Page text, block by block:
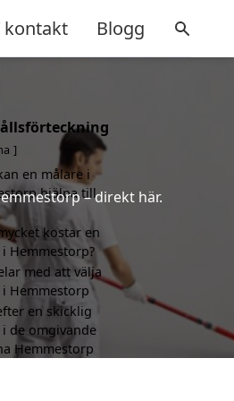
kontakt Blogg
– direkt här.
en målare i
hjälpa till
kostar en
Hemmestorp?
med att välja
Hemmestorp
en skicklig
i de omgivande
Hemmestorp